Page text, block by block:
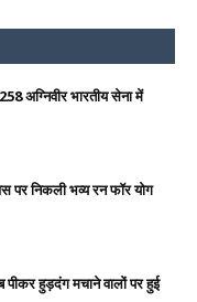
अग्निवीर भारतीय सेना में
पर निकली भव्य रन फॉर योग
पीकर हुड़दंग मचाने वालों पर हुई